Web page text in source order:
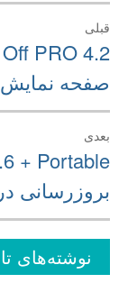
راهبری
نوشته
قبلی
نوشته
قبلی:
صفحه نمایش
بعدی
نوشته
بعدی:
+ Portable
بروزرسانی
نوشته‌های